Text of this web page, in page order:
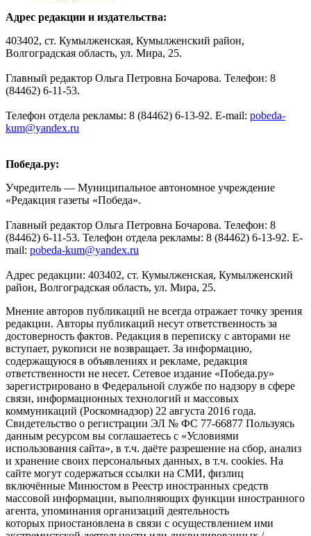
Адрес редакции и издательства:
403402, ст. Кумылженская, Кумылженский район,
Волгоградская область, ул. Мира, 25.
Главный редактор Ольга Петровна Бочарова. Телефон: 8
(84462) 6-11-53.
Телефон отдела рекламы: 8 (84462) 6-13-92. E-mail: pobeda-
kum@yandex.ru
Победа.ру:
Учредитель — Муниципальное автономное учреждение
«Редакция газеты «Победа».
Главный редактор Ольга Петровна Бочарова. Телефон: 8
(84462) 6-11-53. Телефон отдела рекламы: 8 (84462) 6-13-92. E-
mail: pobeda-kum@yandex.ru
Адрес редакции: 403402, ст. Кумылженская, Кумылженский
район, Волгоградская область, ул. Мира, 25.
Мнение авторов публикаций не всегда отражает точку зрения
редакции. Авторы публикаций несут ответственность за
достоверность фактов. Редакция в переписку с авторами не
вступает, рукописи не возвращает. За информацию,
содержащуюся в объявлениях и рекламе, редакция
ответственности не несет. Сетевое издание «Победа.ру»
зарегистрировано в Федеральной службе по надзору в сфере
связи, информационных технологий и массовых
коммуникаций (Роскомнадзор) 22 августа 2016 года.
Свидетельство о регистрации ЭЛ № ФС 77-66877 Пользуясь
данным ресурсом вы соглашаетесь с «Условиями
использования сайта», в т.ч. даёте разрешение на сбор, анализ
и хранение своих персональных данных, в т.ч. cookies. На
сайте могут содержаться ссылки на СМИ, физлиц
включённые Минюстом в Реестр иностранных средств
массовой информации, выполняющих функции иностранного
агента, упоминания организаций деятельность
которых приостановлена в связи с осуществлением ими